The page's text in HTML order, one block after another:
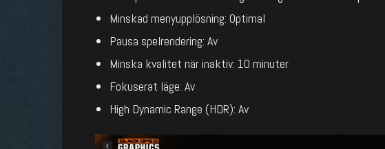
Minskad menyupplösning: Optimal
Pausa spelrendering: Av
Minska kvalitet när inaktiv: 10 minuter
Fokuserat läge: Av
High Dynamic Range (HDR): Av